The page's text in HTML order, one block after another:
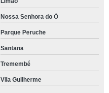
Nossa Senhora do Ó
Parque Peruche
Santana
Tremembé
Vila Guilherme